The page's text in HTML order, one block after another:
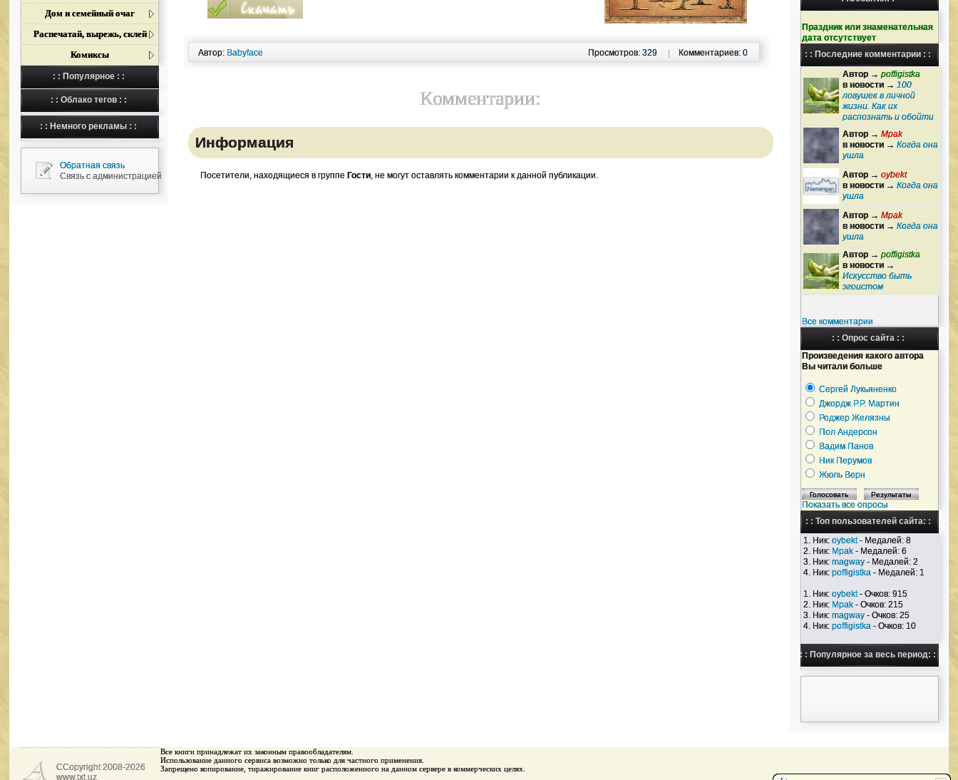
Дом и семейный очаг
Распечатай, вырежь, склей
Комиксы
: : Популярное : :
: : Облако тегов : :
: : Немного рекламы : :
Обратная связь
Связь с администрацией
Праздник или знаменательная
дата отсутствует
: : Последние комментарии : :
Автор → poffigistka
в новости → 100
ловушек в личной
жизни. Как их
распознать и обойти
Автор → Mpak
в новости → Когда она
ушла
Автор → oybekt
в новости → Когда она
ушла
Автор → Mpak
в новости → Когда она
ушла
Автор → poffigistka
в новости →
Искусство быть
эгоистом
Все комментарии
: : Опрос сайта : :
Произведения какого автора
Вы читали больше
Сергей Лукьяненко
Джордж Р.Р. Мартин
Роджер Желязны
Пол Андерсон
Вадим Панов
Ник Перумов
Жюль Верн
Показать все опросы
: : Топ пользователей сайта: :
1. Ник: oybekt- Медалей: 8
2. Ник: Mpak- Медалей: 6
3. Ник: magway- Медалей: 2
4. Ник: poffigistka- Медалей: 1
1. Ник: oybekt- Очков: 915
2. Ник: Mpak- Очков: 215
3. Ник: magway- Очков: 25
4. Ник: poffigistka- Очков: 10
: : Популярное за весь период: :
Автор: Babyface Комментариев: 0
Просмотров: 329
Комментарии:
Информация
Посетители, находящиеся в группе Гости, не могут оставлять комментарии к данной публикации.
CCopyright 2008-2026
www.txt.uz
Все книги принадлежaт их законным правообладателям.
Использование данного сервиса возможно только для частного применения.
Запрещено копирование, тиражирование книг расположенного на данном сервере в коммерческих целях.